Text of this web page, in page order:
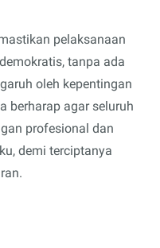
pelaksanaan
tanpa ada
oleh kepentingan
berharap agar seluruh
profesional dan
demi terciptanya